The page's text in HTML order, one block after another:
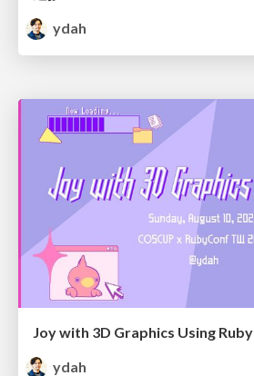
ydah
Joy with 3D Graphics Using Ruby
ydah